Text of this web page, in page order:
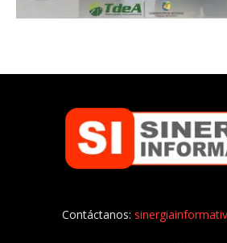
Contáctanos: